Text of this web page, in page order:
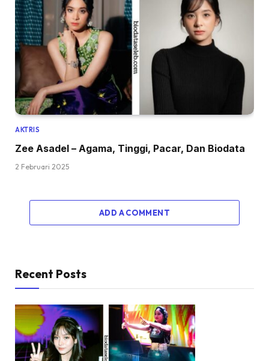
AKTRIS
Zee Asadel – Agama, Tinggi, Pacar, Dan Biodata
2 Februari 2025
ADD A COMMENT
Recent Posts